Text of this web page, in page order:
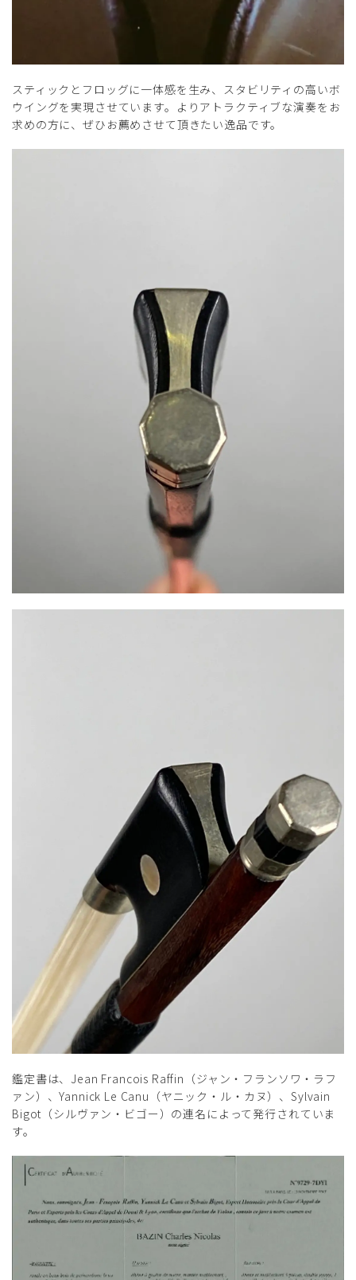
スティックとフロッグに一体感を生み、スタビリティの高いボ
ウイングを実現させています。よりアトラクティブな演奏をお
求めの方に、ぜひお薦めさせて頂きたい逸品です。
鑑定書は、Jean Francois Raffin（ジャン・フランソワ・ラフ
ァン）、Yannick Le Canu（ヤニック・ル・カヌ）、Sylvain
Bigot（シルヴァン・ビゴー）の連名によって発行されていま
す。